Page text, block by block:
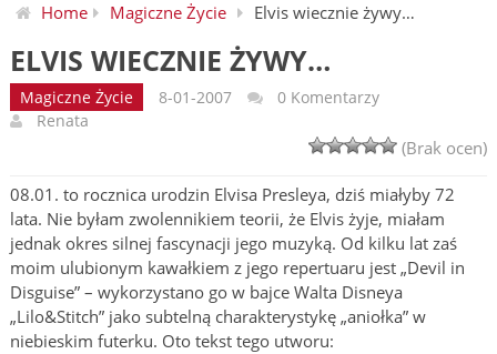
Home Magiczne Życie Elvis wiecznie żywy…
ELVIS WIECZNIE ŻYWY…
Magiczne Życie 8-01-2007
0 Komentarzy
Renata
(Brak ocen)
08.01. to rocznica urodzin Elvisa Presleya, dziś miałyby 72
lata. Nie byłam zwolennikiem teorii, że Elvis żyje, miałam
jednak okres silnej fascynacji jego muzyką. Od kilku lat zaś
moim ulubionym kawałkiem z jego repertuaru jest „Devil in
Disguise” – wykorzystano go w bajce Walta Disneya
„Lilo&Stitch” jako subtelną charakterystykę „aniołka” w
niebieskim futerku. Oto tekst tego utworu: